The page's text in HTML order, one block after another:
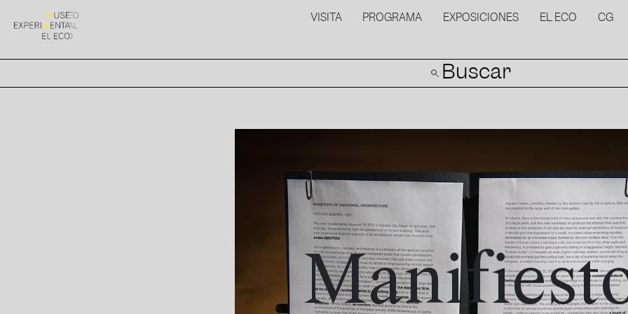
VISITA PROGRAMA EXPOSICIONES EL ECO CG
Buscar